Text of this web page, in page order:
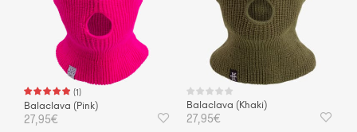
(1)
Balaclava (Pink)
27,95€
Balaclava (Khaki)
27,95€